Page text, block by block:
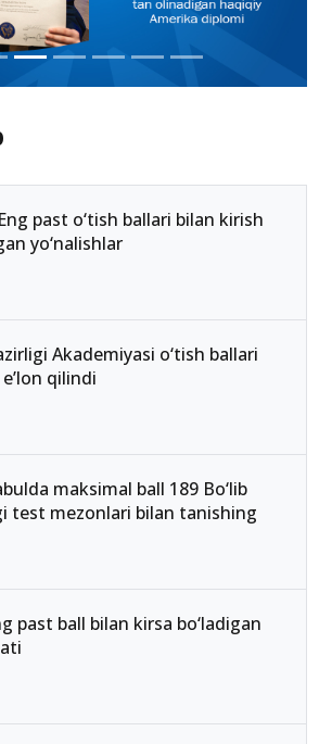
past o‘tish ballari bilan kirish
yo‘nalishlar
Akademiyasi o‘tish ballari
qilindi
maksimal ball 189 Bo‘lib
test mezonlari bilan tanishing
past ball bilan kirsa bo‘ladigan